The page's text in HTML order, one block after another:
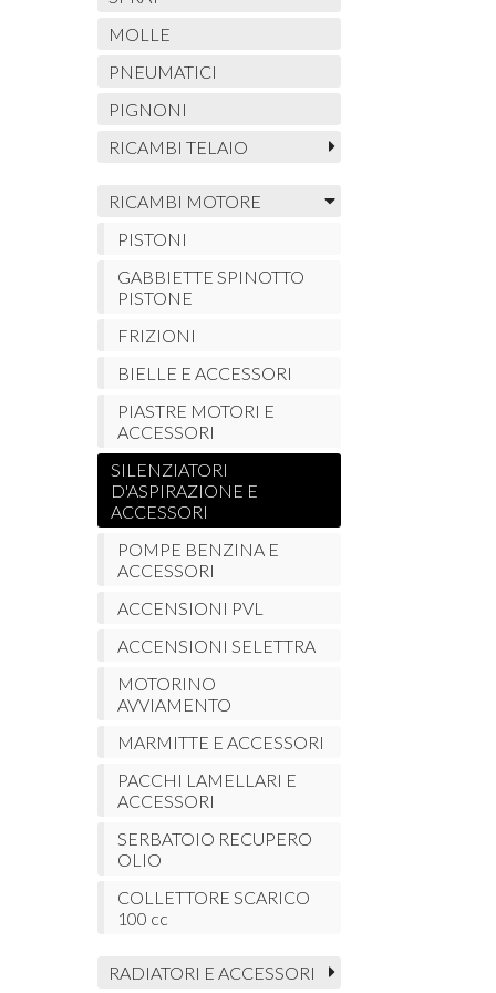
MOLLE
PNEUMATICI
PIGNONI
RICAMBI TELAIO
RICAMBI MOTORE
PISTONI
GABBIETTE SPINOTTO
PISTONE
FRIZIONI
BIELLE E ACCESSORI
PIASTRE MOTORI E
ACCESSORI
SILENZIATORI
D'ASPIRAZIONE E
ACCESSORI
POMPE BENZINA E
ACCESSORI
ACCENSIONI PVL
ACCENSIONI SELETTRA
MOTORINO
AVVIAMENTO
MARMITTE E ACCESSORI
PACCHI LAMELLARI E
ACCESSORI
SERBATOIO RECUPERO
OLIO
COLLETTORE SCARICO
100 cc
RADIATORI E ACCESSORI